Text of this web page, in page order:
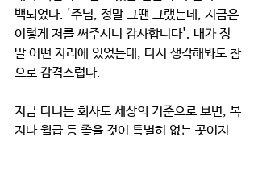
백되었다. '주님, 정말 그땐 그랬는데, 지금은
이렇게 저를 써주시니 감사합니다'. 내가 정
말 어떤 자리에 있었는데, 다시 생각해봐도 참
으로 감격스럽다.
지금 다니는 회사도 세상의 기준으로 보면, 복
지나 월급 등 좋을 것이 특별히 없는 곳이지